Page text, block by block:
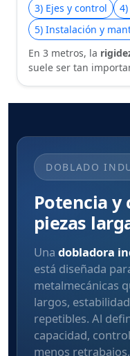
3) Ejes y control
5) Instalación y
En 3 metros, la
suele ser tan
DOBLADO
Potencia y
piezas
Una dobladora
está diseñada
metalmecánicas
largos,
repetibles. Al
capacidad,
menos